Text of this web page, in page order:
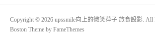
Copyright © 2026 upssmile向上的微笑萍子 旅食設影. All
Boston Theme by FameThemes